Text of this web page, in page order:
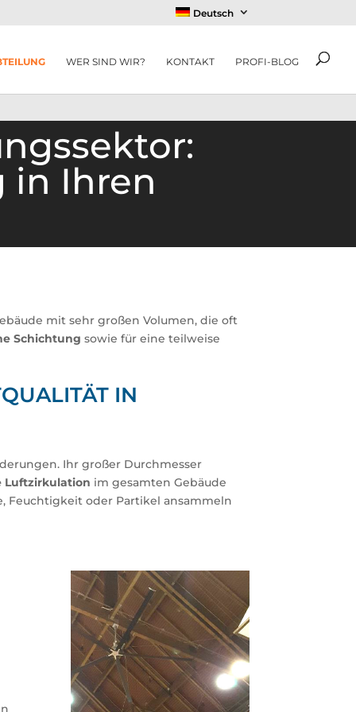
Deutsch
WER SIND WIR? KONTAKT PROFI-BLOG
in Ihren
mit sehr großen Volumen, die oft
Schichtung sowie für eine teilweise
IN
Ihr großer Durchmesser
Luftzirkulation im gesamten Gebäude
Feuchtigkeit oder Partikel ansammeln